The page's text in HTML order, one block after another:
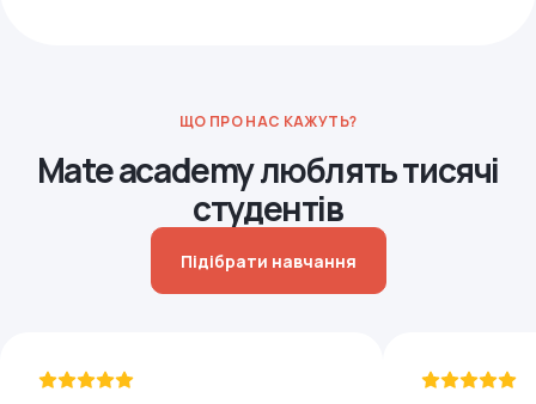
ЩО ПРО НАС КАЖУТЬ?
Mate academy люблять тисячі
студентів
Підібрати навчання